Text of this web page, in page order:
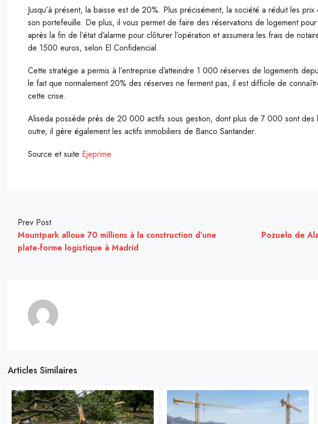
Jusqu’à présent, la baisse est de 20%. Plus précisément, la société a réduit les
son portefeuille. De plus, il vous permet de faire des réservations de logement
après la fin de l’état d’alarme pour clôturer l’opération et assumera les frais de
de 1500 euros, selon El Confidencial.
Cette stratégie a permis à l’entreprise d’atteindre 1 000 réserves de logements
le fait que normalement 20% des réserves ne ferment pas, il est difficile de
cette crise.
Aliseda possède près de 20 000 actifs sous gestion, dont plus de 7 000 sont des
outre, il gère également les actifs immobiliers de Banco Santander.
Source et suite Ejeprime
Prev Post
Mountpark alloue 70 millions à la construction d’une
plate-forme logistique à Madrid
Pozuelo de
Articles Similaires